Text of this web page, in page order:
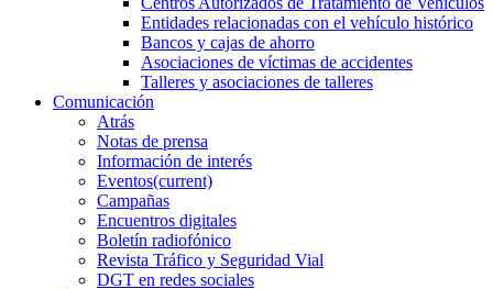
Entidades relacionadas con el vehículo histórico
Bancos y cajas de ahorro
Asociaciones de víctimas de accidentes
Talleres y asociaciones de talleres
Comunicación
Atrás
Notas de prensa
Información de interés
Eventos(current)
Campañas
Encuentros digitales
Boletín radiofónico
Revista Tráfico y Seguridad Vial
DGT en redes sociales